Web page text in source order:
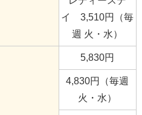
イ 3,510円（毎
週 火・水）
5,830円
4,830円（毎週
火・水）